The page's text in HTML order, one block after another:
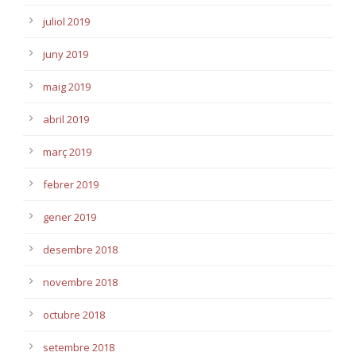
juliol 2019
juny 2019
maig 2019
abril 2019
març 2019
febrer 2019
gener 2019
desembre 2018
novembre 2018
octubre 2018
setembre 2018